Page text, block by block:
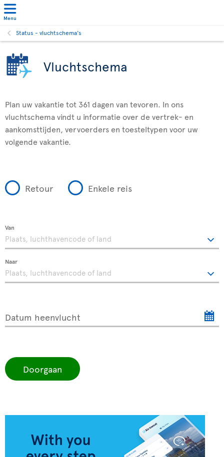
Menu
Status - vluchtschema's
Vluchtschema
Plan uw vakantie tot 361 dagen van tevoren. In ons
vluchtschema vindt u informatie over de vertrek- en
aankomsttijden, vervoerders en toesteltypen voor uw
volgende vakantie.
Retour Enkele reis
Van
Naar
Datum heenvlucht
Doorgaan